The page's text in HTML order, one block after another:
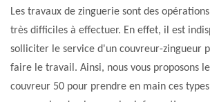
Les travaux de zinguerie sont des
très difficiles à effectuer. En effet, il est
solliciter le service d'un couvreur-zingueur
faire le travail. Ainsi, nous vous proposons
couvreur 50 pour prendre en main ces